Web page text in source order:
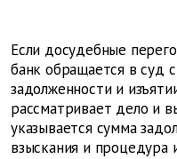
Если досудебные
банк обращается в суд
задолженности и
рассматривает дело и
указывается сумма
взыскания и процедура